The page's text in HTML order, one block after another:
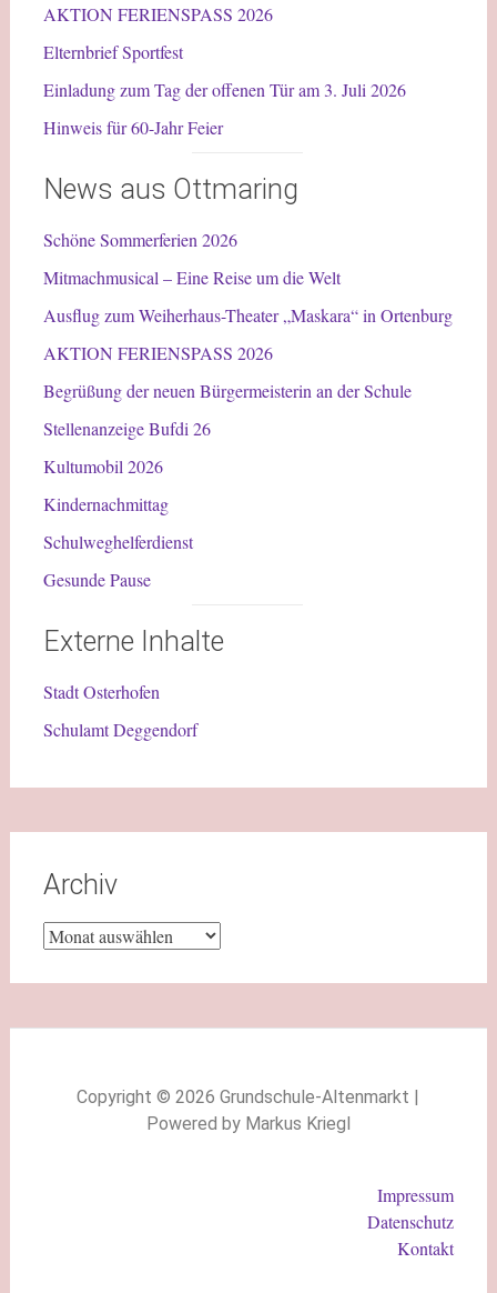
AKTION FERIENSPASS 2026
Elternbrief Sportfest
Einladung zum Tag der offenen Tür am 3. Juli 2026
Hinweis für 60-Jahr Feier
News aus Ottmaring
Schöne Sommerferien 2026
Mitmachmusical – Eine Reise um die Welt
Ausflug zum Weiherhaus-Theater „Maskara“ in Ortenburg
AKTION FERIENSPASS 2026
Begrüßung der neuen Bürgermeisterin an der Schule
Stellenanzeige Bufdi 26
Kultumobil 2026
Kindernachmittag
Schulweghelferdienst
Gesunde Pause
Externe Inhalte
Stadt Osterhofen
Schulamt Deggendorf
Archiv
Copyright © 2026 Grundschule-Altenmarkt |
Powered by Markus Kriegl
Impressum
Datenschutz
Kontakt